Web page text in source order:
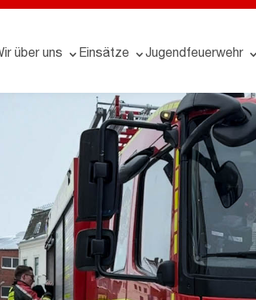
über uns Einsätze Jugendfeuerwehr